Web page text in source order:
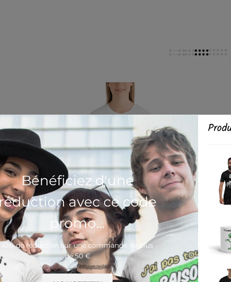
T-shirt unisexe Licorne Power
11,13€ –12,37
Bénéficiez d'une
réduction avec ce code
promo...
10% de réduction sur une commande de plus
de 50 €